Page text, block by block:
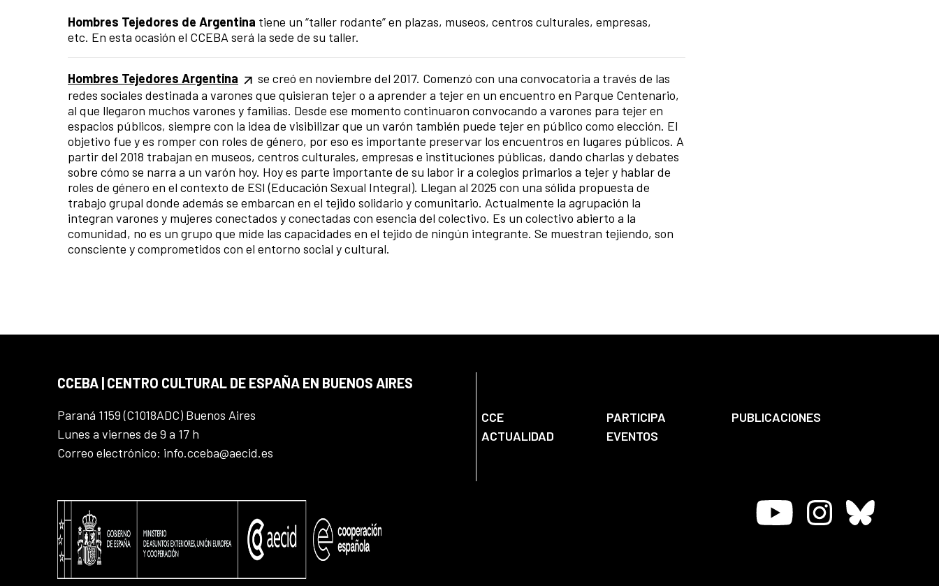
Hombres Tejedores de Argentina tiene un “taller rodante” en plazas, museos, centros culturales, empresas,
etc. En esta ocasión el CCEBA será la sede de su taller.
Hombres Tejedores Argentina
se creó en noviembre del 2017. Comenzó con una convocatoria a través de las
redes sociales destinada a varones que quisieran tejer o a aprender a tejer en un encuentro en Parque Centenario,
al que llegaron muchos varones y familias. Desde ese momento continuaron convocando a varones para tejer en
espacios públicos, siempre con la idea de visibilizar que un varón también puede tejer en público como elección. El
objetivo fue y es romper con roles de género, por eso es importante preservar los encuentros en lugares públicos. A
partir del 2018 trabajan en museos, centros culturales, empresas e instituciones públicas, dando charlas y debates
sobre cómo se narra a un varón hoy. Hoy es parte importante de su labor ir a colegios primarios a tejer y hablar de
roles de género en el contexto de ESI (Educación Sexual Integral). Llegan al 2025 con una sólida propuesta de
trabajo grupal donde además se embarcan en el tejido solidario y comunitario. Actualmente la agrupación la
integran varones y mujeres conectados y conectadas con esencia del colectivo. Es un colectivo abierto a la
comunidad, no es un grupo que mide las capacidades en el tejido de ningún integrante. Se muestran tejiendo, son
consciente y comprometidos con el entorno social y cultural.
CCEBA | CENTRO CULTURAL DE ESPAÑA EN BUENOS AIRES
Paraná 1159 (C1018ADC) Buenos Aires
Lunes a viernes de 9 a 17 h
Correo electrónico: info.cceba@aecid.es
CCE PARTICIPA
PUBLICACIONES
ACTUALIDAD
EVENTOS
Youtube InstagramBluesky